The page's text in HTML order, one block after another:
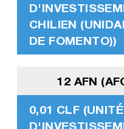
CHILIEN
DE FOMENTO))
12 AFN
0,01 CLF (UNITÉ